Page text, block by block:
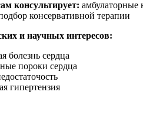
консультирует: амбулаторные
консервативной терапии
и научных интересов:
болезнь сердца
пороки сердца
гипертензия